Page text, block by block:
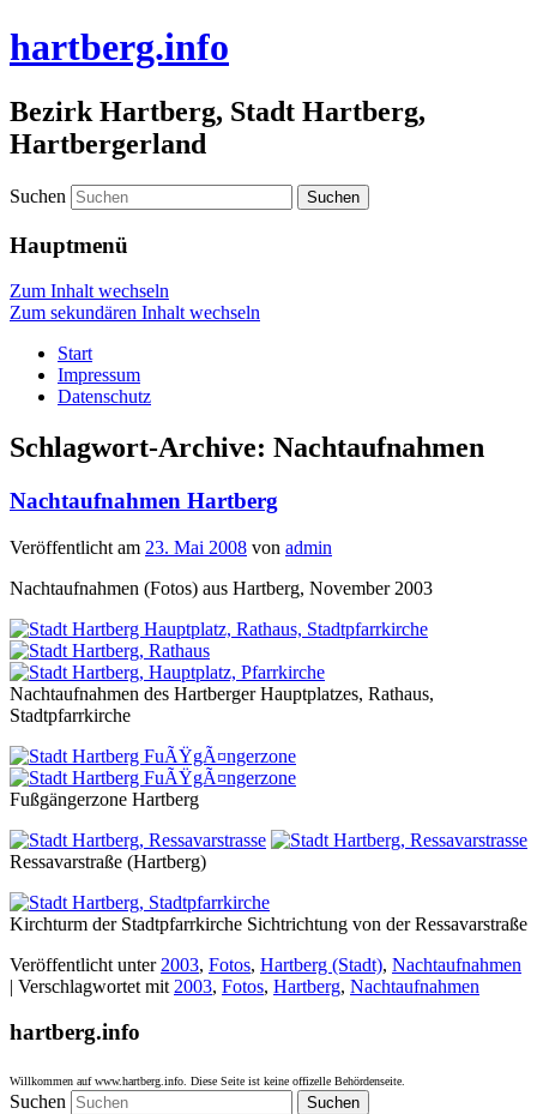
hartberg.info
Bezirk Hartberg, Stadt Hartberg,
Hartbergerland
Suchen
Hauptmenü
Zum Inhalt wechseln
Zum sekundären Inhalt wechseln
Start
Impressum
Datenschutz
Schlagwort-Archive: Nachtaufnahmen
Nachtaufnahmen Hartberg
Veröffentlicht am 23. Mai 2008 von admin
Nachtaufnahmen (Fotos) aus Hartberg, November 2003
Nachtaufnahmen des Hartberger Hauptplatzes, Rathaus,
Stadtpfarrkirche
Fußgängerzone Hartberg
Ressavarstraße (Hartberg)
Kirchturm der Stadtpfarrkirche Sichtrichtung von der Ressavarstraße
Veröffentlicht unter 2003, Fotos, Hartberg (Stadt), Nachtaufnahmen
| Verschlagwortet mit 2003, Fotos, Hartberg, Nachtaufnahmen
hartberg.info
Willkommen auf www.hartberg.info. Diese Seite ist keine offizelle Behördenseite.
Suchen